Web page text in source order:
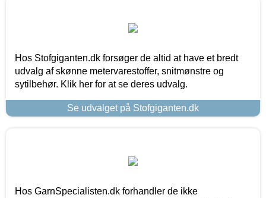
Hos Stofgiganten.dk forsøger de altid at have et bredt
udvalg af skønne metervarestoffer, snitmønstre og
sytilbehør. Klik her for at se deres udvalg.
Se udvalget på Stofgiganten.dk
Hos GarnSpecialisten.dk forhandler de ikke